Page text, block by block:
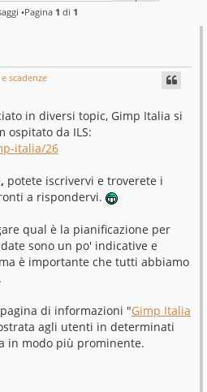
•Pagina 1 di 1
scadenze
in diversi topic, Gimp Italia si
ospitato da ILS:
italia/26
potete iscrivervi e troverete i
a rispondervi.
qual è la pianificazione per
sono un po' indicative e
è importante che tutti abbiamo
di informazioni "Gimp Italia
agli utenti in determinati
in modo più prominente.